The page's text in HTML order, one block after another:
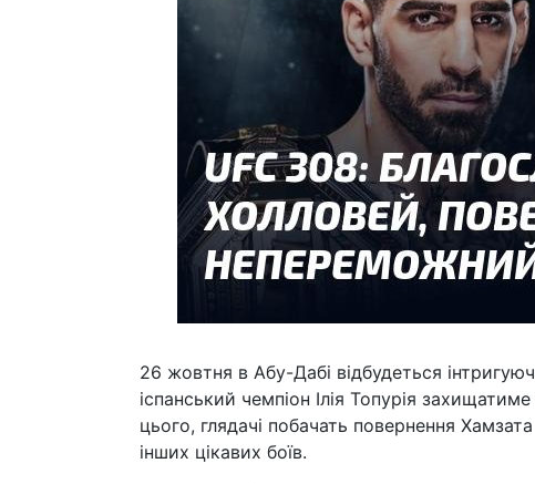
26 жовтня в Абу-Дабі відбудеться
іспанський чемпіон Ілія Топурія
цього, глядачі побачать повернення
інших цікавих боїв.